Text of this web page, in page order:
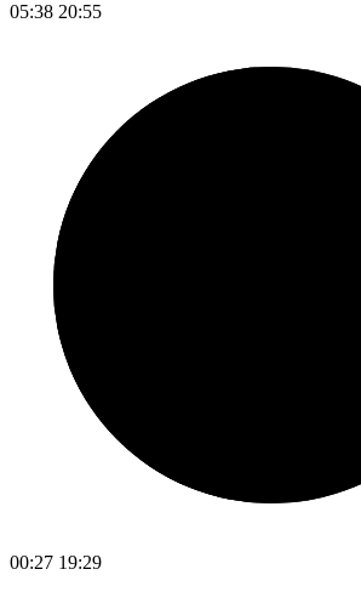
05:38 20:55
00:27 19:29